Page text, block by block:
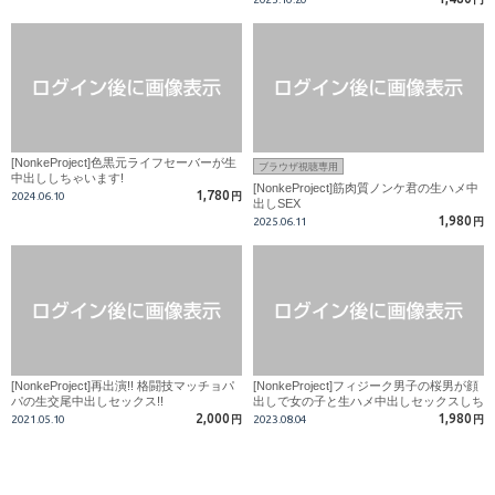
[NonkeProject]色黒元ライフセーバーが生
中出ししちゃいます!
2024.06.10 1,780 円
ブラウザ視聴専用
[NonkeProject]筋肉質ノンケ君の生ハメ中
出しSEX
2025.06.11 1,980 円
[NonkeProject]再出演!! 格闘技マッチョパ
パの生交尾中出しセックス!!
2021.05.10 2,000 円
[NonkeProject]フィジーク男子の桜男が顔
出しで女の子と生ハメ中出しセックスしち
ゃいます！
2023.08.04 1,980 円